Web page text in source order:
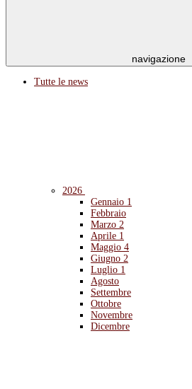
navigazione
Tutte le news
2026
Gennaio 1
Febbraio
Marzo 2
Aprile 1
Maggio 4
Giugno 2
Luglio 1
Agosto
Settembre
Ottobre
Novembre
Dicembre